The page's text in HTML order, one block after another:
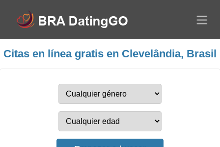
Citas en línea gratis en Clevelândia, Brasil